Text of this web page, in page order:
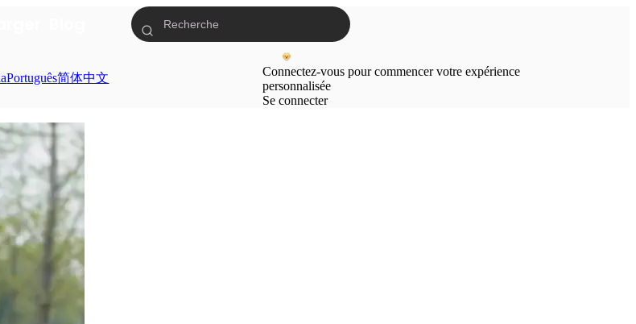
Português简体中文
Connectez-vous pour commencer votre expérience
personnalisée
Se connecter